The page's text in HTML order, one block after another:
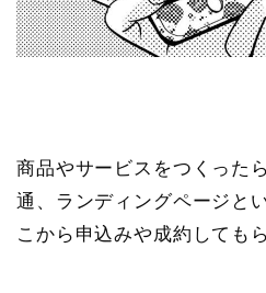
商品やサービスをつくった
通、ランディングページと
こから申込みや成約しても